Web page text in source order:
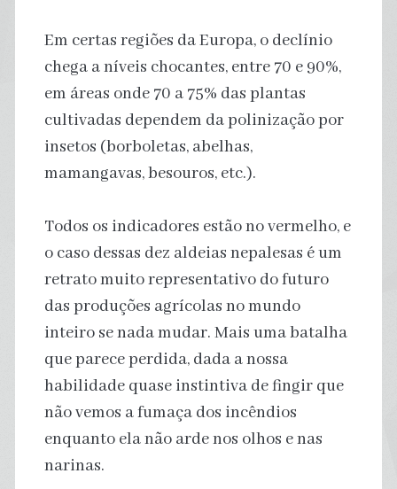
Em certas regiões da Europa, o declínio
chega a níveis chocantes, entre 70 e 90%,
em áreas onde 70 a 75% das plantas
cultivadas dependem da polinização por
insetos (borboletas, abelhas,
mamangavas, besouros, etc.).
Todos os indicadores estão no vermelho, e
o caso dessas dez aldeias nepalesas é um
retrato muito representativo do futuro
das produções agrícolas no mundo
inteiro se nada mudar. Mais uma batalha
que parece perdida, dada a nossa
habilidade quase instintiva de fingir que
não vemos a fumaça dos incêndios
enquanto ela não arde nos olhos e nas
narinas.